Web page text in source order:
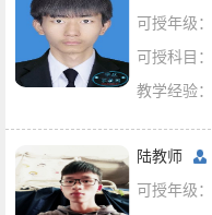
可授年级：
可授科目：
教学经验：
陆教师
可授年级：